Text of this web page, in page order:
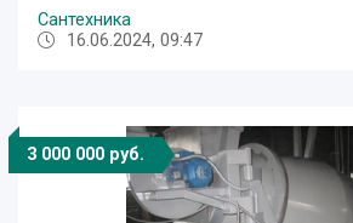
Сантехника
16.06.2024, 09:47
3 000 000 руб.